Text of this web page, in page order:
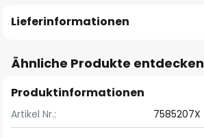
Lieferinformationen
Ähnliche Produkte entdecken
Produktinformationen
Artikel Nr.: 7585207X